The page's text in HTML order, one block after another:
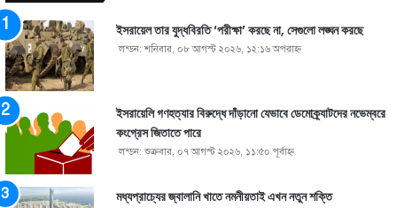
ইসরায়েল তার যুদ্ধবিরতি ‘পরীক্ষা’ করছে না, সেগুলো লঙ্ঘন করছে
লন্ডন: শনিবার, ০৮ আগস্ট ২০২৬, ১২:১৬ অপরাহ্ণ
ইসরায়েলি গণহত্যার বিরুদ্ধে দাঁড়ানো যেভাবে ডেমোক্র্যাটদের নভেম্বরে
কংগ্রেস জিতাতে পারে
লন্ডন: শুক্রবার, ০৭ আগস্ট ২০২৬, ১১:৫০ পূর্বাহ্ণ
মধ্যপ্রাচ্যের জ্বালানি খাতে নমনীয়তাই এখন নতুন শক্তি